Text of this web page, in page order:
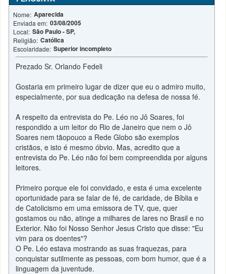
Nome: Aparecida
Enviada em: 03/08/2005
Local: São Paulo - SP,
Religião: Católica
Escolaridade: Superior incompleto
Prezado Sr. Orlando Fedeli
Gostaria em primeiro lugar de dizer que eu o admiro muito,
especialmente, por sua dedicação na defesa de nossa fé.
A respeito da entrevista do Pe. Léo no Jô Soares, foi
respondido a um leitor do Rio de Janeiro que nem o Jô
Soares nem tãopouco a Rede Globo são exemplos
cristãos, e isto é mesmo óbvio. Mas, acredito que a
entrevista do Pe. Léo não foi bem compreendida por alguns
leitores.
Primeiro porque ele foi convidado, e esta é uma excelente
oportunidade para se falar de fé, de caridade, de Bíblia e
de Catolicismo em uma emissora de TV, que, quer
gostamos ou não, atinge a milhares de lares no Brasil e no
Exterior. Não foi Nosso Senhor Jesus Cristo que disse: "Eu
vim para os doentes"?
O Pe. Léo estava mostrando as suas fraquezas, para
conquistar sutilmente as pessoas, com bom humor, que é a
linguagem da juventude.